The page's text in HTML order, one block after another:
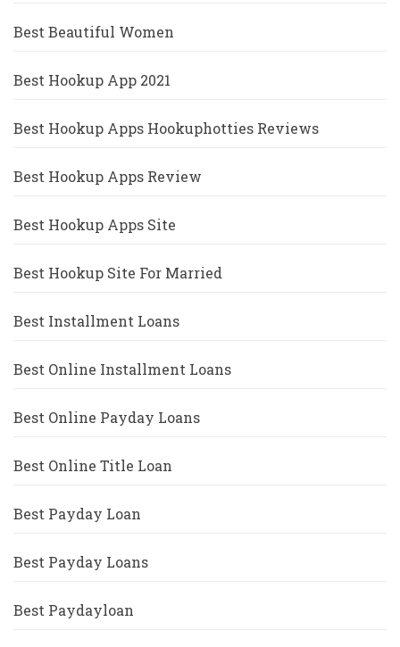
Best Beautiful Women
Best Hookup App 2021
Best Hookup Apps Hookuphotties Reviews
Best Hookup Apps Review
Best Hookup Apps Site
Best Hookup Site For Married
Best Installment Loans
Best Online Installment Loans
Best Online Payday Loans
Best Online Title Loan
Best Payday Loan
Best Payday Loans
Best Paydayloan